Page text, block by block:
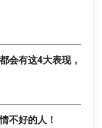
会有这4大表现，
不好的人！